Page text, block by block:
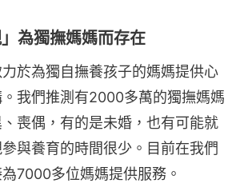
為獨撫媽媽而存在
力於為獨自撫養孩子的媽媽提供心
我們推測有2000多萬的獨撫媽媽
喪偶，有的是未婚，也有可能就
與養育的時間很少。目前在我們
7000多位媽媽提供服務。